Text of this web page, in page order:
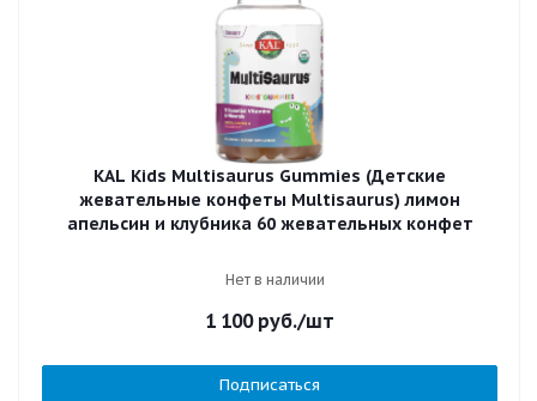
KAL Kids Multisaurus Gummies (Детские
жевательные конфеты Multisaurus) лимон
апельсин и клубника 60 жевательных конфет
Нет в наличии
1 100руб./шт
Подписаться